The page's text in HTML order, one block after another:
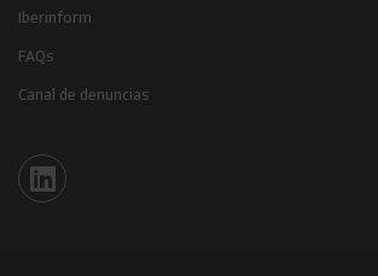
Iberinform
FAQs
Canal de denuncias
Iberinform en Linkedin